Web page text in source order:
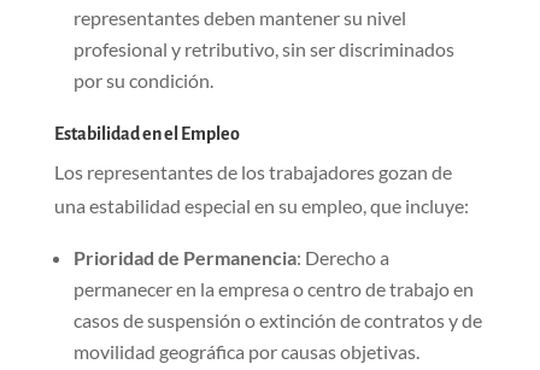
representantes deben mantener su nivel
profesional y retributivo, sin ser discriminados
por su condición.
Estabilidad en el Empleo
Los representantes de los trabajadores gozan de
una estabilidad especial en su empleo, que incluye:
Prioridad de Permanencia: Derecho a
permanecer en la empresa o centro de trabajo en
casos de suspensión o extinción de contratos y de
movilidad geográfica por causas objetivas.